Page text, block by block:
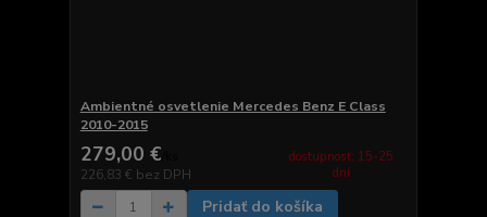
Ambientné osvetlenie Mercedes Benz E Class
2010-2015
279,00 €
226,83 € bez DPH
dostupnosť: 15-25
dní
Pridať do košíka